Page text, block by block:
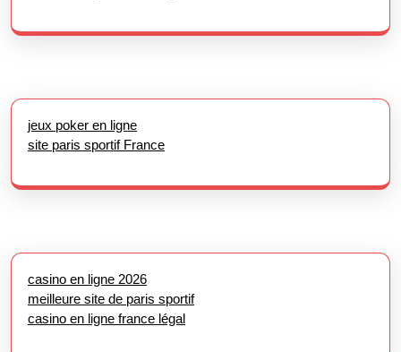
jeux poker en ligne
site paris sportif France
casino en ligne 2026
meilleure site de paris sportif
casino en ligne france légal